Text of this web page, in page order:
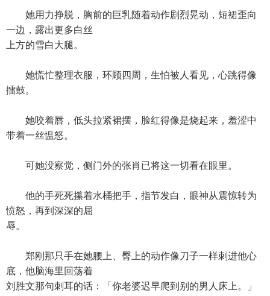
她用力挣脱，胸前的巨乳随着动作剧烈晃动，短裙歪向
一边，露出更多白丝
上方的雪白大腿。
她慌忙整理衣服，环顾四周，生怕被人看见，心跳得像
擂鼓。
她咬着唇，低头拉紧裙摆，脸红得像是烧起来，羞涩中
带着一丝愠怒。
可她没察觉，侧门外的张肖已将这一切看在眼里。
他的手死死攥着水桶把手，指节发白，眼神从震惊转为
愤怒，再到深深的屈
辱。
郑刚那只手在她腰上、臀上的动作像刀子一样刺进他心
底，他脑海里回荡着
刘胜文那句刺耳的话：「你老婆迟早爬到别的男人床上。」